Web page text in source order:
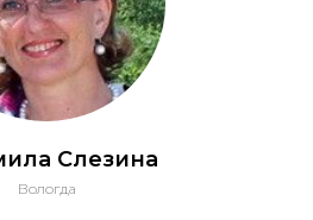
Слезина
Вологда